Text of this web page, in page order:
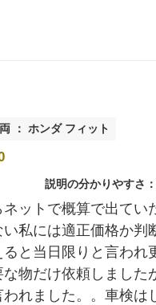
： ホンダ フィット
説明の分かりやすさ
ネットで概算で出て
い私には適正価格か
と当日限りと言わ
物だけ依頼しまし
われました。。車検